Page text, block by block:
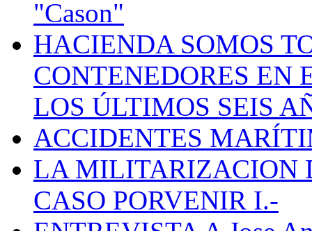
"Cason"
HACIENDA SOMOS
CONTENEDORES EN
LOS ÚLTIMOS SEIS
ACCIDENTES
LA MILITARIZACION
CASO PORVENIR I.-